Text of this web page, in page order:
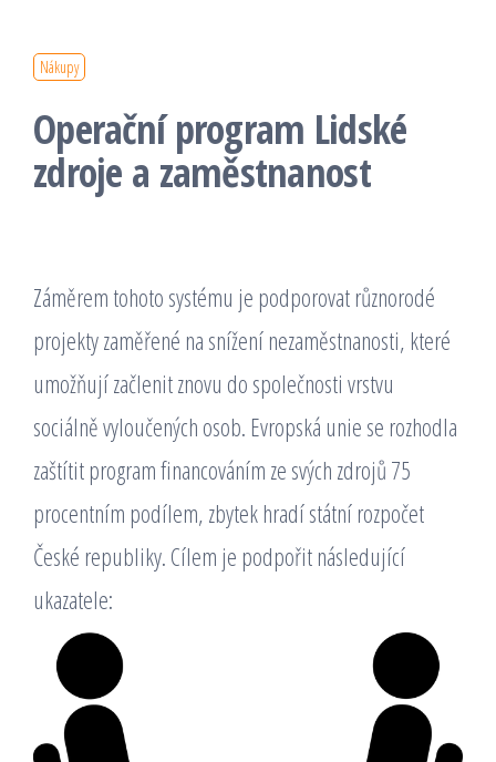
Nákupy
Operační program Lidské
zdroje a zaměstnanost
Záměrem tohoto systému je podporovat různorodé
projekty zaměřené na snížení nezaměstnanosti, které
umožňují začlenit znovu do společnosti vrstvu
sociálně vyloučených osob. Evropská unie se rozhodla
zaštítit program financováním ze svých zdrojů 75
procentním podílem, zbytek hradí státní rozpočet
České republiky. Cílem je podpořit následující
ukazatele: